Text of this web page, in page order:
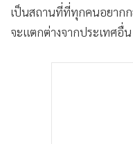
เป็นสถานที่ที่ทุกคนอยากก
จะแตกต่างจากประเทศอื่